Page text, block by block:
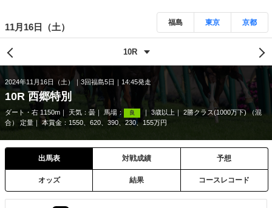
11月16日（土） 福島 東京 京都
2024年11月16日（土） 3回福島5日 14:45発走
10R 西郷特別
ダート・右 1150m 天気： 曇 馬場： 良 3歳以上
2勝クラス(1000万下) （混
合） 定量
本賞金：1550、620、390、230、155万円
出馬表 対戦成績 予想
オッズ 結果 コースレコード